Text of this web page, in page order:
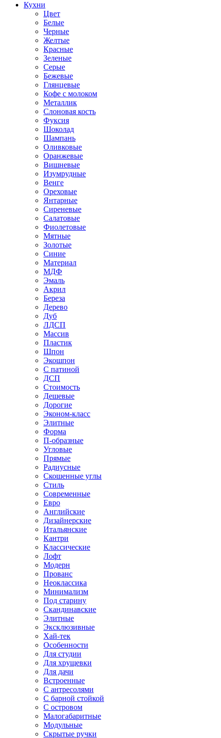
Кухни
Цвет
Белые
Черные
Желтые
Красные
Зеленые
Серые
Бежевые
Глянцевые
Кофе с молоком
Металлик
Слоновая кость
Фуксия
Шоколад
Шампань
Оливковые
Оранжевые
Вишневые
Изумрудные
Венге
Ореховые
Янтарные
Сиреневые
Салатовые
Фиолетовые
Мятные
Золотые
Синие
Материал
МДФ
Эмаль
Акрил
Береза
Дерево
Дуб
ЛДСП
Массив
Пластик
Шпон
Экошпон
С патиной
ДСП
Стоимость
Дешевые
Дорогие
Эконом-класс
Элитные
Форма
П-образные
Угловые
Прямые
Радиусные
Скошенные углы
Стиль
Современные
Евро
Английские
Дизайнерские
Итальянские
Кантри
Классические
Лофт
Модерн
Прованс
Неоклассика
Минимализм
Под старину
Скандинавские
Элитные
Эксклюзивные
Хай-тек
Особенности
Для студии
Для хрущевки
Для дачи
Встроенные
С антресолями
С барной стойкой
С островом
Малогабаритные
Модульные
Скрытые ручки